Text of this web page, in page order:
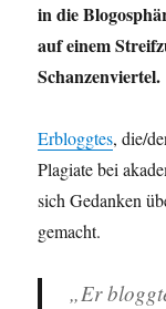
in die
auf einem
Schanzenviertel.
Erbloggtes, die/
Plagiate bei
sich Gedanken
gemacht.
„Er